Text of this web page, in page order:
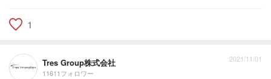
1
Tres Group株式会社
11611フォロワー
2021/11/01